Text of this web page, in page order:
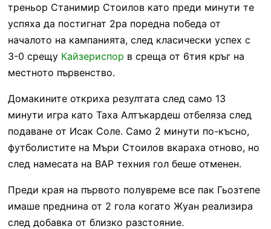
треньор Станимир Стоилов като преди минути те
успяха да постигнат 2ра поредна победа от
началото на кампанията, след класически успех с
3-0 срещу Кайзериспор в среща от 6тия кръг на
местното първенство.
Домакините откриха резултата след само 13
минути игра като Таха Алтъкардеш отбеляза след
подаване от Исак Соле. Само 2 минути по-късно,
футболистите на Мъри Стоилов вкараха отново, но
след намесата на ВАР техния гол беше отменен.
Преди края на първото полувреме все пак Гьозтепе
имаше преднина от 2 гола когато Жуан реализира
след добавка от близко разстояние.